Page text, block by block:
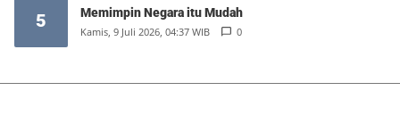
5 Memimpin Negara itu Mudah
Kamis, 9 Juli 2026, 04:37 WIB 0